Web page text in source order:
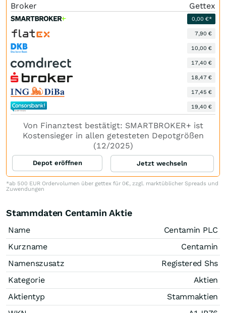
Broker Gettex
0,00 €*
7,90 €
10,00 €
17,40 €
18,47 €
17,45 €
19,40 €
Von Finanztest bestätigt: SMARTBROKER+ ist
Kostensieger in allen getesteten Depotgrößen
(12/2025)
Depot eröffnen Jetzt wechseln
*ab 500 EUR Ordervolumen über gettex für 0€, zzgl. marktüblicher Spreads und
Zuwendungen
Stammdaten Centamin Aktie
Name
Centamin PLC
Kurzname
Centamin
Namenszusatz
Registered Shs
Kategorie
Aktien
Aktientyp
Stammaktien